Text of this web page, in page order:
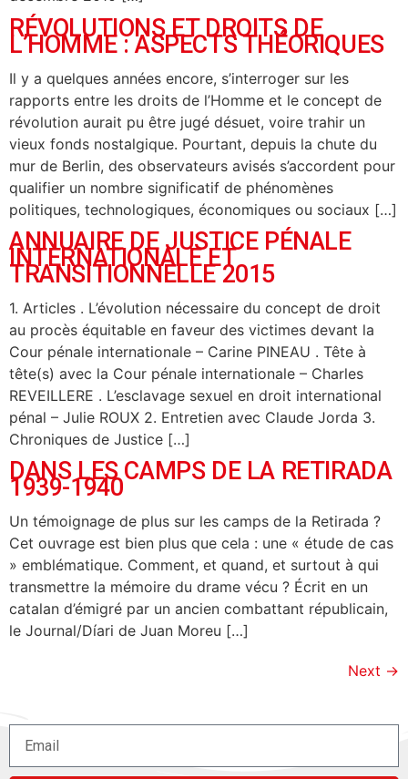
RÉVOLUTIONS ET DROITS DE
L’HOMME : ASPECTS THÉORIQUES
Il y a quelques années encore, s’interroger sur les
rapports entre les droits de l’Homme et le concept de
révolution aurait pu être jugé désuet, voire trahir un
vieux fonds nostalgique. Pourtant, depuis la chute du
mur de Berlin, des observateurs avisés s’accordent pour
qualifier un nombre significatif de phénomènes
politiques, technologiques, économiques ou sociaux […]
ANNUAIRE DE JUSTICE PÉNALE
INTERNATIONALE ET
TRANSITIONNELLE 2015
1. Articles . L’évolution nécessaire du concept de droit
au procès équitable en faveur des victimes devant la
Cour pénale internationale – Carine PINEAU . Tête à
tête(s) avec la Cour pénale internationale – Charles
REVEILLERE . L’esclavage sexuel en droit international
pénal – Julie ROUX 2. Entretien avec Claude Jorda 3.
Chroniques de Justice […]
DANS LES CAMPS DE LA RETIRADA
1939-1940
Un témoignage de plus sur les camps de la Retirada ?
Cet ouvrage est bien plus que cela : une « étude de cas
» emblématique. Comment, et quand, et surtout à qui
transmettre la mémoire du drame vécu ? Écrit en un
catalan d’émigré par un ancien combattant républicain,
le Journal/Díari de Juan Moreu […]
Next →